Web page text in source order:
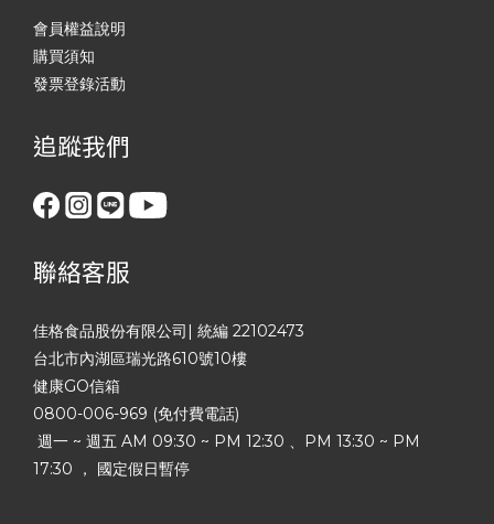
會員權益說明
購買須知
發票登錄活動
追蹤我們
聯絡客服
佳格食品股份有限公司| 統編 22102473
台北市內湖區瑞光路610號10樓
健康GO信箱
0800-006-969 (免付費電話)
週一 ~ 週五 AM 09:30 ~ PM 12:30 、PM 13:30 ~ PM
17:30 ， 國定假日暫停